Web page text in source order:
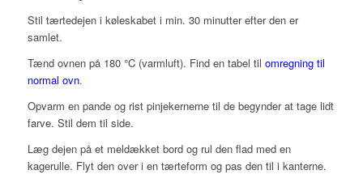
Stil tærtedejen i køleskabet i min. 30 minutter efter den er
samlet.
Tænd ovnen på 180 °C (varmluft). Find en tabel til omregning til
normal ovn.
Opvarm en pande og rist pinjekernerne til de begynder at tage lidt
farve. Stil dem til side.
Læg dejen på et meldækket bord og rul den flad med en
kagerulle. Flyt den over i en tærteform og pas den til i kanterne.